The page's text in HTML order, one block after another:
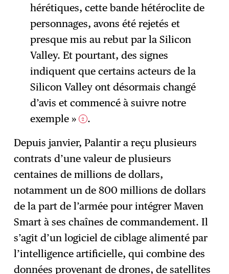
hérétiques, cette bande hétéroclite de
personnages, avons été rejetés et
presque mis au rebut par la Silicon
Valley. Et pourtant, des signes
indiquent que certains acteurs de la
Silicon Valley ont désormais changé
d’avis et commencé à suivre notre
exemple »
2 .
Depuis janvier, Palantir a reçu plusieurs
contrats d’une valeur de plusieurs
centaines de millions de dollars,
notamment un de 800 millions de dollars
de la part de l’armée pour intégrer Maven
Smart à ses chaînes de commandement. Il
s’agit d’un logiciel de ciblage alimenté par
l’intelligence artificielle, qui combine des
données provenant de drones, de satellites